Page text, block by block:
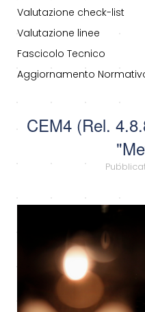
Valutazione check-list
Valutazione linee
Fascicolo Tecnico
Aggiornamento
CEM4 (Rel.